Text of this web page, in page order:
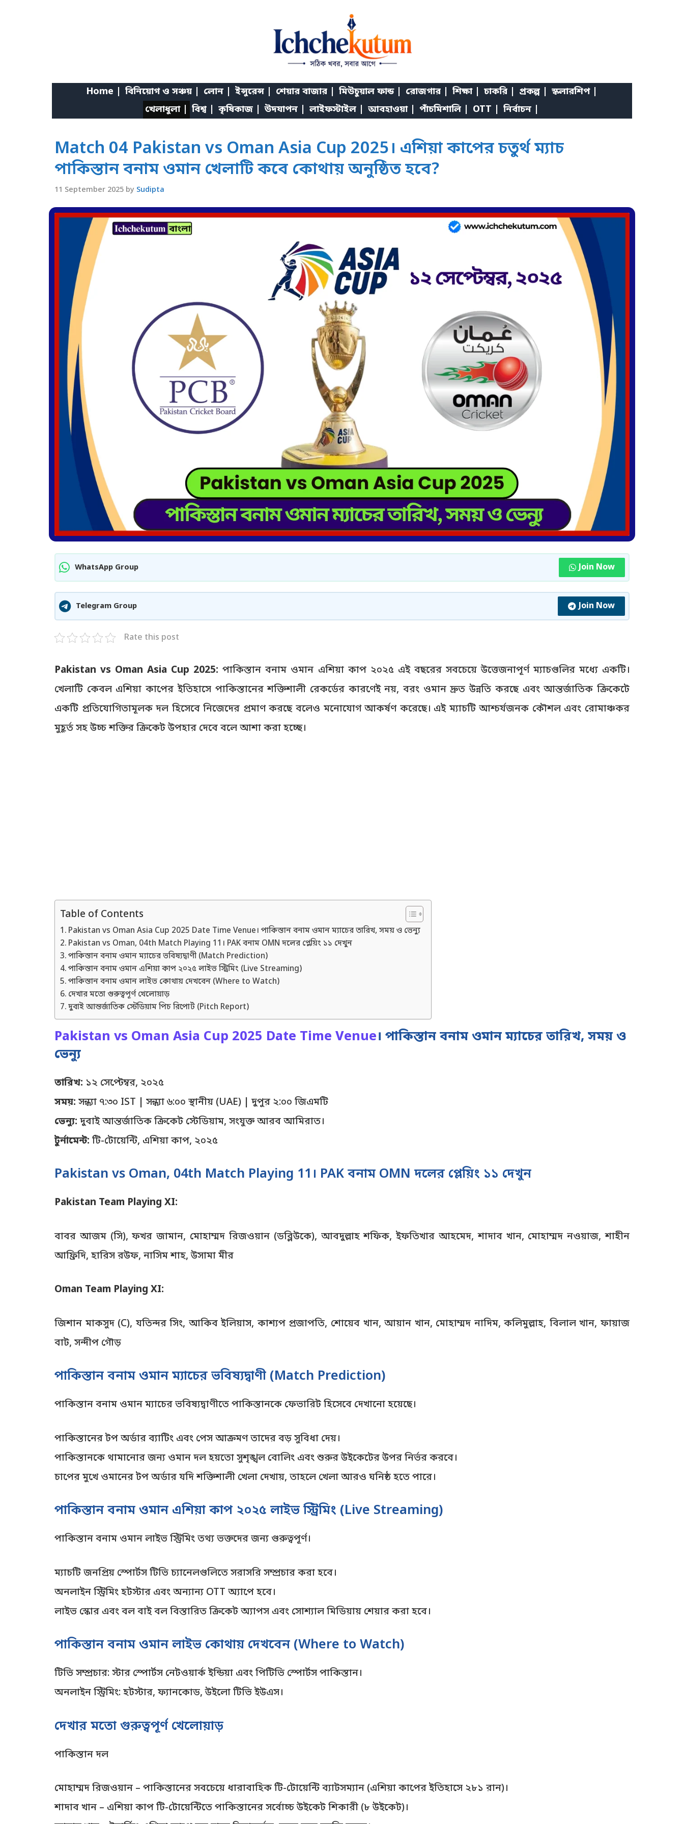
Home | বিনিয়োগ ও সঞ্চয় | লোন | ইন্সুরেন্স | শেয়ার বাজার | মিউচুয়াল ফান্ড | রোজগার | শিক্ষা | চাকরি | প্রকল্প |
স্কলারশিপ |
খেলাধুলা |
বিশ্ব | কৃষিকাজ | উদযাপন | লাইফস্টাইল | আবহাওয়া | পাঁচমিশালি | OTT | নির্বাচন |
Match 04 Pakistan vs Oman Asia Cup 2025। এশিয়া কাপের চতুর্থ ম্যাচ
পাকিস্তান বনাম ওমান খেলাটি কবে কোথায় অনুষ্ঠিত হবে?
11 September 2025 by Sudipta
WhatsApp Group Join Now
Telegram Group Join Now
Rate this post
Pakistan vs Oman Asia Cup 2025:পাকিস্তান বনাম ওমান এশিয়া কাপ ২০২৫ এই বছরের সবচেয়ে উত্তেজনাপূর্ণ ম্যাচগুলির মধ্যে একটি।
খেলাটি কেবল এশিয়া কাপের ইতিহাসে পাকিস্তানের শক্তিশালী রেকর্ডের কারণেই নয়, বরং ওমান দ্রুত উন্নতি করছে এবং আন্তর্জাতিক ক্রিকেটে
একটি প্রতিযোগিতামূলক দল হিসেবে নিজেদের প্রমাণ করছে বলেও মনোযোগ আকর্ষণ করেছে। এই ম্যাচটি আশ্চর্যজনক কৌশল এবং রোমাঞ্চকর
মুহূর্ত সহ উচ্চ শক্তির ক্রিকেট উপহার দেবে বলে আশা করা হচ্ছে।
Table of Contents
Pakistan vs Oman Asia Cup 2025 Date Time Venue। পাকিস্তান বনাম ওমান ম্যাচের তারিখ, সময় ও ভেন্যু
Pakistan vs Oman, 04th Match Playing 11। PAK বনাম OMN দলের প্লেয়িং ১১ দেখুন
পাকিস্তান বনাম ওমান ম্যাচের ভবিষ্যদ্বাণী (Match Prediction)
পাকিস্তান বনাম ওমান এশিয়া কাপ ২০২৫ লাইভ স্ট্রিমিং (Live Streaming)
পাকিস্তান বনাম ওমান লাইভ কোথায় দেখবেন (Where to Watch)
দেখার মতো গুরুত্বপূর্ণ খেলোয়াড়
দুবাই আন্তর্জাতিক স্টেডিয়াম পিচ রিপোর্ট (Pitch Report)
Pakistan vs Oman Asia Cup 2025 Date Time Venue। পাকিস্তান বনাম ওমান ম্যাচের তারিখ, সময় ও
ভেন্যু
তারিখ: ১২ সেপ্টেম্বর, ২০২৫
সময়: সন্ধ্যা ৭:৩০ IST | সন্ধ্যা ৬:০০ স্থানীয় (UAE) | দুপুর ২:০০ জিএমটি
ভেন্যু: দুবাই আন্তর্জাতিক ক্রিকেট স্টেডিয়াম, সংযুক্ত আরব আমিরাত।
টুর্নামেন্ট: টি-টোয়েন্টি, এশিয়া কাপ, ২০২৫
Pakistan vs Oman, 04th Match Playing 11। PAK বনাম OMN দলের প্লেয়িং ১১ দেখুন
Pakistan Team Playing XI:
বাবর আজম (সি), ফখর জামান, মোহাম্মদ রিজওয়ান (ডব্লিউকে), আবদুল্লাহ শফিক, ইফতিখার আহমেদ, শাদাব খান, মোহাম্মদ নওয়াজ, শাহীন
আফ্রিদি, হারিস রউফ, নাসিম শাহ, উসামা মীর
Oman Team Playing XI:
জিশান মাকসুদ (C), যতিন্দর সিং, আকিব ইলিয়াস, কাশ্যপ প্রজাপতি, শোয়েব খান, আয়ান খান, মোহাম্মদ নাদিম, কলিমুল্লাহ, বিলাল খান, ফায়াজ
বাট, সন্দীপ গৌড়
পাকিস্তান বনাম ওমান ম্যাচের ভবিষ্যদ্বাণী (Match Prediction)
পাকিস্তান বনাম ওমান ম্যাচের ভবিষ্যদ্বাণীতে পাকিস্তানকে ফেভারিট হিসেবে দেখানো হয়েছে।
পাকিস্তানের টপ অর্ডার ব্যাটিং এবং পেস আক্রমণ তাদের বড় সুবিধা দেয়।
পাকিস্তানকে থামানোর জন্য ওমান দল হয়তো সুশৃঙ্খল বোলিং এবং শুরুর উইকেটের উপর নির্ভর করবে।
চাপের মুখে ওমানের টপ অর্ডার যদি শক্তিশালী খেলা দেখায়, তাহলে খেলা আরও ঘনিষ্ঠ হতে পারে।
পাকিস্তান বনাম ওমান এশিয়া কাপ ২০২৫ লাইভ স্ট্রিমিং (Live Streaming)
পাকিস্তান বনাম ওমান লাইভ স্ট্রিমিং তথ্য ভক্তদের জন্য গুরুত্বপূর্ণ।
ম্যাচটি জনপ্রিয় স্পোর্টস টিভি চ্যানেলগুলিতে সরাসরি সম্প্রচার করা হবে।
অনলাইন স্ট্রিমিং হটস্টার এবং অন্যান্য OTT অ্যাপে হবে।
লাইভ স্কোর এবং বল বাই বল বিস্তারিত ক্রিকেট অ্যাপস এবং সোশ্যাল মিডিয়ায় শেয়ার করা হবে।
পাকিস্তান বনাম ওমান লাইভ কোথায় দেখবেন (Where to Watch)
টিভি সম্প্রচার: স্টার স্পোর্টস নেটওয়ার্ক ইন্ডিয়া এবং পিটিভি স্পোর্টস পাকিস্তান।
অনলাইন স্ট্রিমিং: হটস্টার, ফ্যানকোড, উইলো টিভি ইউএস।
দেখার মতো গুরুত্বপূর্ণ খেলোয়াড়
পাকিস্তান দল
মোহাম্মদ রিজওয়ান – পাকিস্তানের সবচেয়ে ধারাবাহিক টি-টোয়েন্টি ব্যাটসম্যান (এশিয়া কাপের ইতিহাসে ২৮১ রান)।
শাদাব খান – এশিয়া কাপ টি-টোয়েন্টিতে পাকিস্তানের সর্বোচ্চ উইকেট শিকারী (৮ উইকেট)।